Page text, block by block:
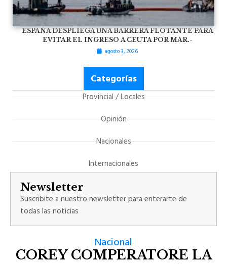
Nacional
COREY COMPERATORE LA
ESPAÑA DESPLIEGA UNA BARRERA FLOTANTE PARA
EVITAR EL INGRESO A CEUTA POR MAR.-
agosto 3, 2026
Categorías
Provincial / Locales
Opinión
Nacionales
Internacionales
Newsletter
Suscribite a nuestro newsletter para enterarte de
todas las noticias